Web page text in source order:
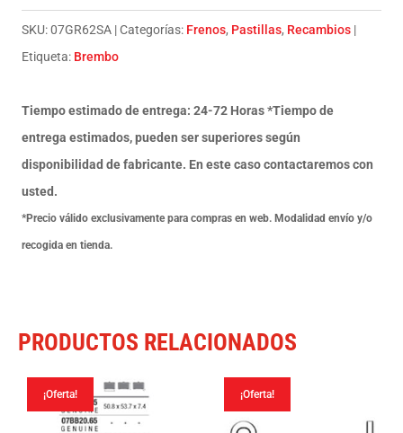
Bmw
1150R,S,Rs
cantidad
SKU:07GR62SA Categorías: Frenos, Pastillas, Recambios
Etiqueta: Brembo
Tiempo estimado de entrega: 24-72 Horas *Tiempo de
entrega estimados, pueden ser superiores según
disponibilidad de fabricante. En este caso contactaremos con
usted.
*Precio válido exclusivamente para compras en web. Modalidad envío y/o
recogida en tienda.
PRODUCTOS RELACIONADOS
¡Oferta! ¡Oferta!